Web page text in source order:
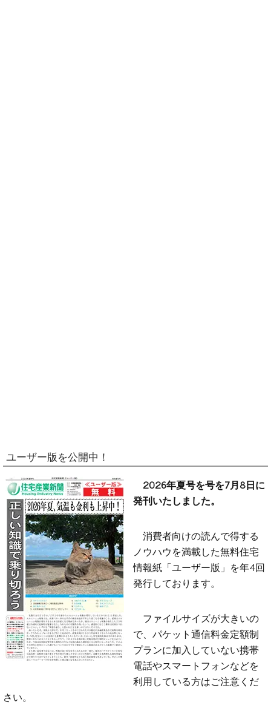
ユーザー版を公開中！
2026年夏号を号を7月8日に
発刊いたしました。
消費者向けの読んで得する
ノウハウを満載した無料住宅
情報紙「ユーザー版」を年4回
発行しております。
ファイルサイズが大きいの
で、パケット通信料金定額制
プランに加入していない携帯
電話やスマートフォンなどを
利用している方はご注意くだ
さい。